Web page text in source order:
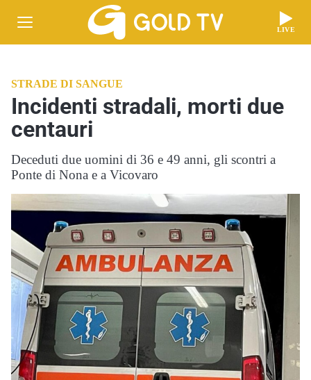
LIVE
STRADE DI SANGUE
Incidenti stradali, morti due
centauri
Deceduti due uomini di 36 e 49 anni, gli scontri a
Ponte di Nona e a Vicovaro